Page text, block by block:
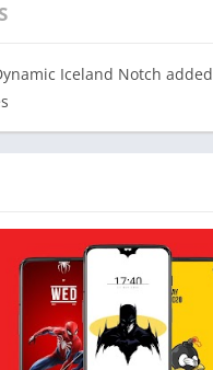
Iceland Notch added